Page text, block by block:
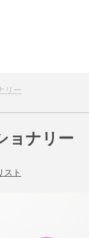
リー
ョナリー
スト